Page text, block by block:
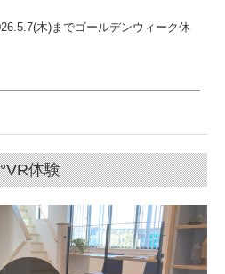
木)までゴールデンウィーク休
体験